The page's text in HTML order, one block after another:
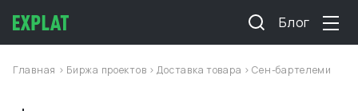
Блог
Главная > Биржа проектов >Доставка товара >Сен-бартелеми